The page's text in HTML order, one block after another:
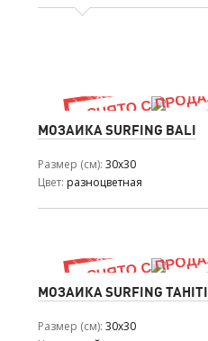
МОЗАИКА SURFING BALI
Размер (см) 30x30
Цвет разноцветная
МОЗАИКА SURFING TAHITI
Размер (см) 30x30